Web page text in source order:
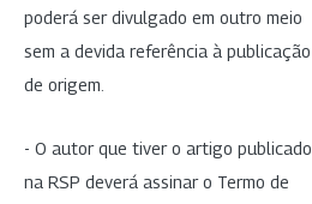
poderá ser divulgado em outro meio
sem a devida referência à publicação
de origem.
- O autor que tiver o artigo publicado
na RSP deverá assinar o Termo de